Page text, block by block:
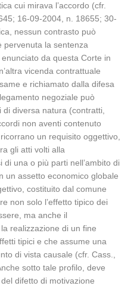
cui mirava l’accordo (cfr.
16-09-2004, n. 18655; 30-
nessun contrasto può
pervenuta la sentenza
da questa Corte in
vicenda contrattuale
e richiamato dalla difesa
negoziale può
diversa natura (contratti,
non aventi contenuto
un requisito oggettivo,
gli atti volti alla
una o più parti nell’ambito di
un assetto economico globale
costituito dal comune
non solo l’effetto tipico dei
ma anche il
realizzazione di un fine
tipici e che assume una
di vista causale (cfr. Cass.,
sotto tale profilo, deve
difetto di motivazione